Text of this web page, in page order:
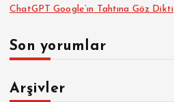
ChatGPT Google’ın Tahtına Göz Dikti
Son yorumlar
Arşivler